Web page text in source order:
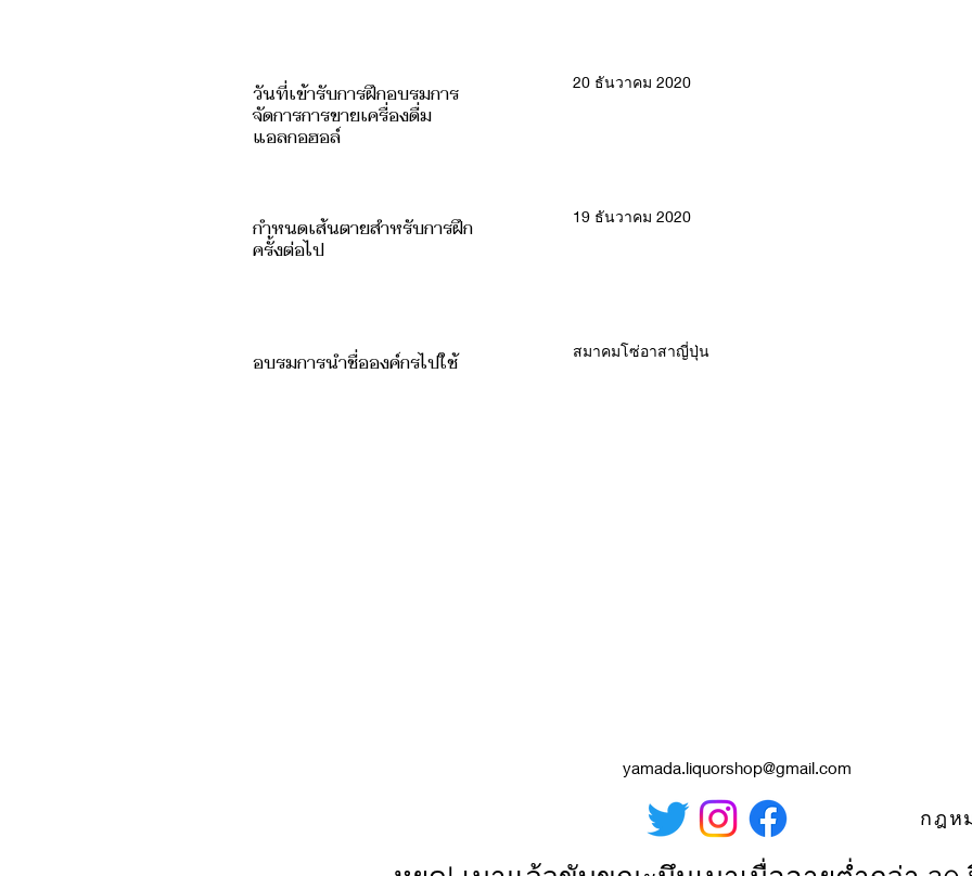
20 ธันวาคม 2020
19 ธันวาคม 2020
สมาคมโซ่อาสาญี่ปุ่น
วันที่เข้ารับการฝึกอบรมการ
จัดการการขายเครื่องดื่ม
แอลกอฮอล์
กำหนดเส้นตายสำหรับการฝึก
ครั้งต่อไป
อบรมการนำชื่อองค์กรไปใช้
yamada.liquorshop@gmail.com